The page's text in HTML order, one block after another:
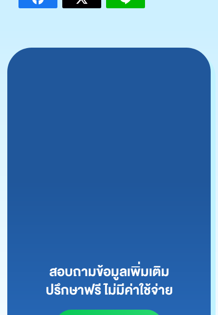
สอบถามข้อมูลเพิ่มเติม
ปรึกษาฟรี ไม่มีค่าใช้จ่าย